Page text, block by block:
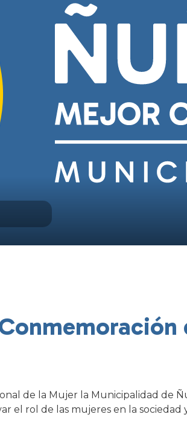
de la Mujer la Municipalidad de
el rol de las mujeres en la sociedad